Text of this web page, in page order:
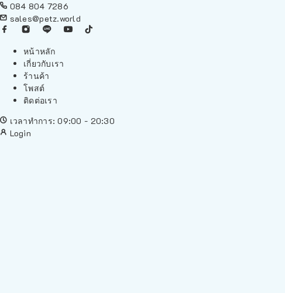
084 804 7286
sales@petz.world
หน้าหลัก
เกี่ยวกับเรา
ร้านค้า
โพสต์
ติดต่อเรา
เวลาทำการ: 09:00 - 20:30
Login